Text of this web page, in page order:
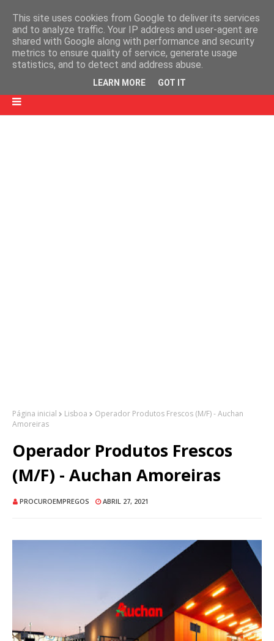
Página inicial Lisboa
Operador Produtos Frescos (M/F) - Auchan
Amoreiras
Operador Produtos Frescos
(M/F) - Auchan Amoreiras
PROCUROEMPREGOS ABRIL 27, 2021
This site uses cookies from Google to deliver its services
and to analyze traffic. Your IP address and user-agent are
shared with Google along with performance and security
metrics to ensure quality of service, generate usage
statistics, and to detect and address abuse.
LEARN MORE GOT IT